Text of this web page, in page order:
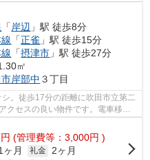
「 岸辺 」駅 徒歩8分
「正雀 」駅 徒歩15分
「摂津市 」駅 徒歩27分
㎡
岸部中 ３丁目
シ。徒歩17分の距離に吹田市立第二
クセスの良い物件です。電車移動
円 (管理費等：3,000円 )
ヶ月 礼金 2ヶ月